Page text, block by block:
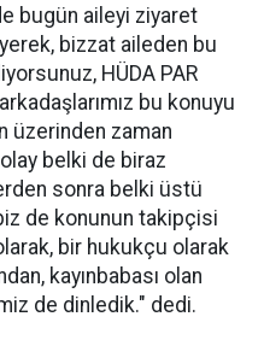
bugün aileyi ziyaret
bizzat aileden bu
HÜDA PAR
bu konuyu
üzerinden zaman
belki de biraz
sonra belki üstü
de konunun takipçisi
bir hukukçu olarak
kayınbabası olan
de dinledik." dedi.